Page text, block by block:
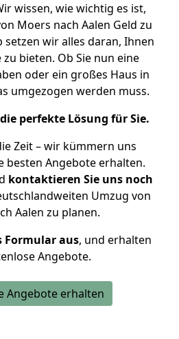
wissen, wie wichtig es ist,
Moers nach Aalen Geld zu
setzen wir alles daran, Ihnen
bieten. Ob Sie nun eine
oder ein großes Haus in
umgezogen werden muss.
perfekte Lösung für Sie.
Zeit – wir kümmern uns
besten Angebote erhalten.
kontaktieren Sie uns noch
Umzug von
Aalen zu planen.
Formular aus, und erhalten
Angebote.
Angebote erhalten